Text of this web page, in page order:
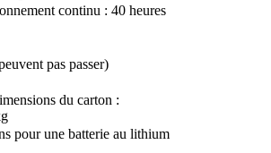
continu : 40 heures
pas passer)
du carton :
pour une batterie au lithium